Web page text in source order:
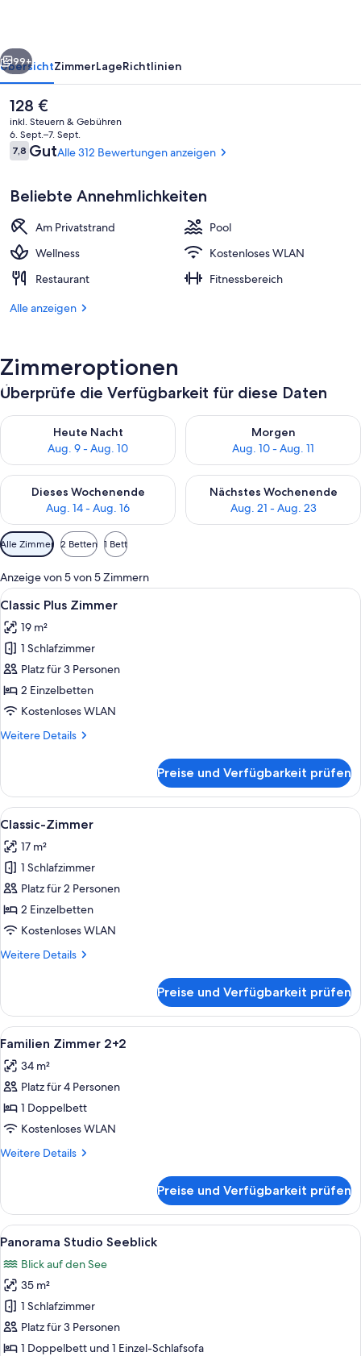
See
Weiter
99+
ÜbersichtZimmerLageRichtlinien
Der
aktuelle
Preis
beträgt
128 €.
128 €
inkl. Steuern & Gebühren
6. Sept.–7. Sept.
Bewertungen
7,87,8 von 10.
GutAlle 312 Bewertungen anzeigen
Beliebte Annehmlichkeiten
Am Privatstrand
Pool
Wellness
Kostenloses WLAN
Restaurant
Fitnessbereich
Alle anzeigen
Zimmeroptionen
Überprüfe die Verfügbarkeit für diese Daten
Heute Nacht
Aug. 9 - Aug. 10
Überprüfe die Verfügbarkeit für heute Nacht, Aug. 9 - Aug.
Morgen
Aug. 10 - Aug. 11
Überprüfe die Verfügbarkeit
Dieses Wochenende
Aug. 14 - Aug. 16
Überprüfe die Verfügbarkeit für dieses Wochenende, Aug. 14
Nächstes Wochenende
Aug. 21 - Aug. 23
Überprüfe die Verfügbarkeit
Verfügbare
Filter
für
Zimmer
Alle Zimmer 2 Betten 1 Bett
Anzeige von 5 von 5 Zimmern
Alle
Fotos
für
Classic
Plus
Zimmer
anzeigen
Ein Hotelzimmer mit einem großen
7
Classic Plus Zimmer
19 m²
1 Schlafzimmer
Platz für 3 Personen
2 Einzelbetten
Kostenloses WLAN
Weitere Details
Weitere
Plus
Zimmer
Preise und Verfügbarkeit prüfen
Alle
Fotos
für
Classic-
Zimmer
anzeigen
Ein Hotelzimmer mit einem großen
7
Classic-Zimmer
17 m²
1 Schlafzimmer
Platz für 2 Personen
2 Einzelbetten
Kostenloses WLAN
Weitere Details
Weitere
Zimmer
Preise und Verfügbarkeit prüfen
Alle
Fotos
für
Familien
Zimmer
2+2
anzeigen
Ein Plüschtier auf einem Bett mit
7
Familien Zimmer 2+2
34 m²
Platz für 4 Personen
1 Doppelbett
Kostenloses WLAN
Weitere Details
Weitere
Zimmer
2+2
Preise und Verfügbarkeit prüfen
Alle
Fotos
für
Panorama
Studio
Seeblick
anzeigen
Ein Hotelzimmer mit Bett,
8
Panorama Studio Seeblick
Blick auf den See
35 m²
1 Schlafzimmer
Platz für 3 Personen
1 Doppelbett und 1 Einzel-Schlafsofa